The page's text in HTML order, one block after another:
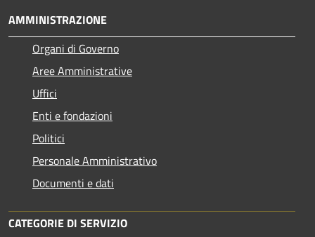
AMMINISTRAZIONE
Organi di Governo
Aree Amministrative
Uffici
Enti e fondazioni
Politici
Personale Amministrativo
Documenti e dati
CATEGORIE DI SERVIZIO